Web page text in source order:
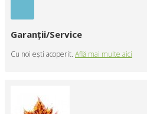
Garanţii/Service
Cu noi eşti acoperit. Află mai multe aici